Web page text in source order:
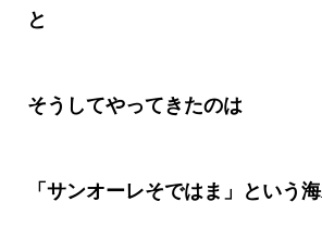
と
そうしてやってきたのは
「サンオーレそではま」という